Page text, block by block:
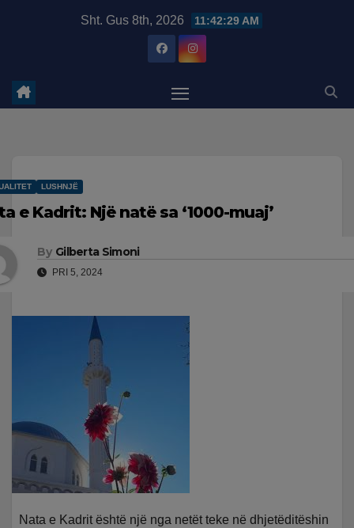
Sht. Gus 8th, 2026 11:42:30 AM
LUSHNJË
e Kadrit: Një natë sa ‘1000-muaj’
By Gilberta Simoni
PRI 5, 2024
Nata e Kadrit është një nga netët teke në dhjetëditëshin